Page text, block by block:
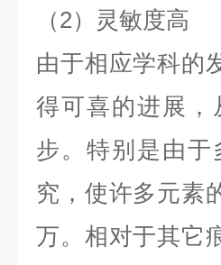
（2）灵敏度高
由于相应学科的
得可喜的进展
步。特别是由
究，使许多元素
万。相对于其它